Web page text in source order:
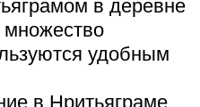
в деревне
множество
удобным
в Нритьяграме